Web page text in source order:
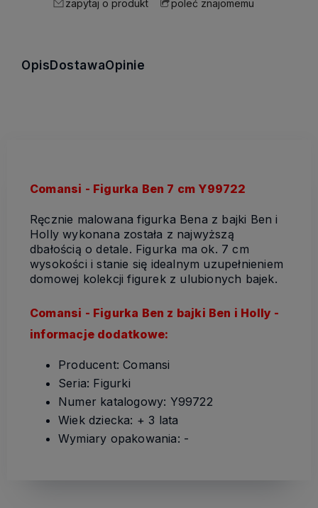
zapytaj o produkt poleć znajomemu
OpisDostawaOpinie
Comansi - Figurka Ben 7 cm Y99722
Ręcznie malowana figurka Bena z bajki Ben i
Holly wykonana została z najwyższą
dbałością o detale. Figurka ma ok. 7 cm
wysokości i stanie się idealnym uzupełnieniem
domowej kolekcji figurek z ulubionych bajek.
Comansi - Figurka Ben z bajki Ben i Holly -
informacje dodatkowe:
Producent: Comansi
Seria: Figurki
Numer katalogowy: Y99722
Wiek dziecka: + 3 lata
Wymiary opakowania: -